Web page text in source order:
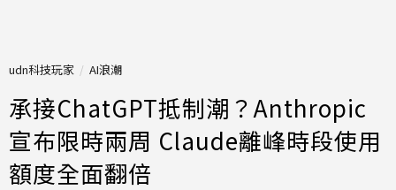
udn科技玩家 AI浪潮
承接ChatGPT抵制潮？Anthropic
宣布限時兩周 Claude離峰時段使用
額度全面翻倍